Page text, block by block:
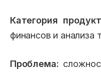
Категория
финансов и анализа
Проблема: